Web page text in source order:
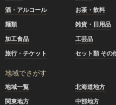
酒・アルコール
お茶・飲料
麺類
雑貨・日用品
加工食品
工芸品
旅行・チケット
セット類 その
地域でさがす
地域一覧 北海道地方
関東地方
中部地方